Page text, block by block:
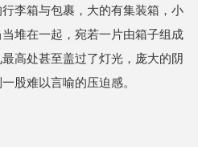
李箱与包裹，大的有集装箱，小
堆在一起，宛若一片由箱子组成
高处甚至盖过了灯光，庞大的阴
股难以言喻的压迫感。